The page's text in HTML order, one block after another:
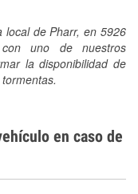
local de Pharr, en 5926
uno de nuestros
la disponibilidad de
en caso de